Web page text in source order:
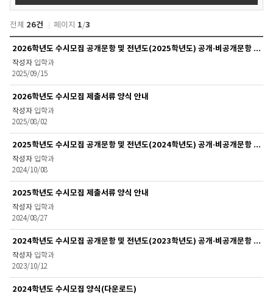
자
실
검
색
전체 26건 페이지 1/3
시
모
집
자
료
실
목
록
2026학년도 수시모집 공개문항 및 전년도(2025학년도) 공개·비공개문항 안내
입학과
2025/09/15
2026학년도 수시모집 제출서류 양식 안내
입학과
2025/08/02
2025학년도 수시모집 공개문항 및 전년도(2024학년도) 공개·비공개문항 안내
입학과
2024/10/08
2025학년도 수시모집 제출서류 양식 안내
입학과
2024/08/27
2024학년도 수시모집 공개문항 및 전년도(2023학년도) 공개·비공개문항 안내
입학과
2023/10/12
2024학년도 수시모집 양식(다운로드)